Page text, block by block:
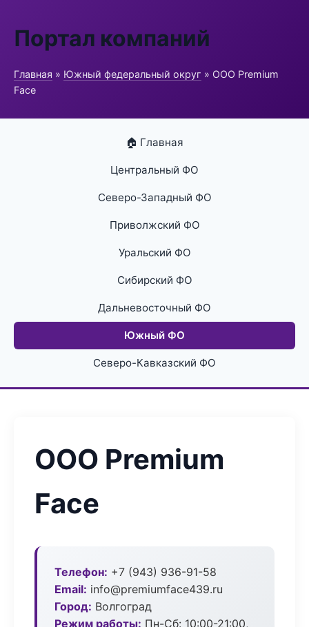
Портал компаний
Главная » Южный федеральный округ » ООО Premium
Face
🏠 Главная
Центральный ФО
Северо-Западный ФО
Приволжский ФО
Уральский ФО
Сибирский ФО
Дальневосточный ФО
Южный ФО
Северо-Кавказский ФО
ООО Premium
Face
Телефон: +7 (943) 936-91-58
Email: info@premiumface439.ru
Город: Волгоград
Режим работы: Пн-Сб: 10:00-21:00,